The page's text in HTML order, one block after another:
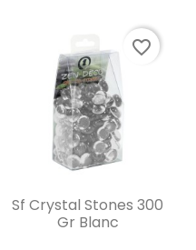
Aperçu rapide
Sf Crystal Stones 300
Gr Blanc
favorite_border